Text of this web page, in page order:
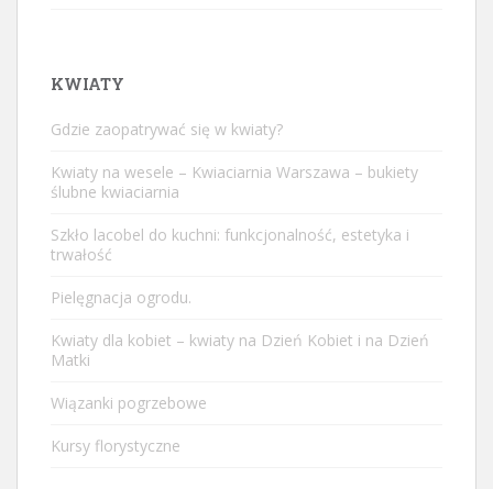
KWIATY
Gdzie zaopatrywać się w kwiaty?
Kwiaty na wesele – Kwiaciarnia Warszawa – bukiety
ślubne kwiaciarnia
Szkło lacobel do kuchni: funkcjonalność, estetyka i
trwałość
Pielęgnacja ogrodu.
Kwiaty dla kobiet – kwiaty na Dzień Kobiet i na Dzień
Matki
Wiązanki pogrzebowe
Kursy florystyczne